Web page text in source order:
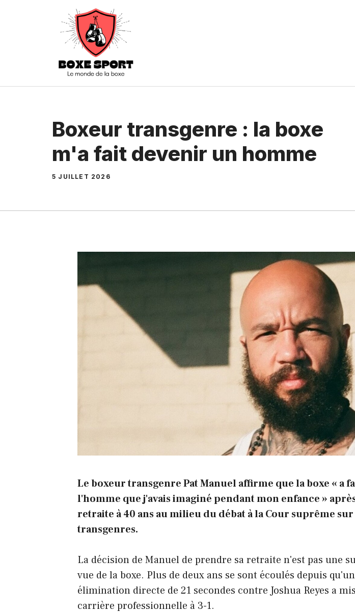
Boxeur transgenre : la boxe
m'a fait devenir un homme
5 JUILLET 2026
Le boxeur transgenre Pat Manuel affirme que la boxe « a
l'homme que j'avais imaginé pendant mon enfance »
retraite à 40 ans au milieu du débat à la Cour suprême
transgenres.
La décision de Manuel de prendre sa retraite n'est pas une
vue de la boxe. Plus de deux ans se sont écoulés depuis
élimination directe de 21 secondes contre Joshua Reyes a
carrière professionnelle à 3-1.